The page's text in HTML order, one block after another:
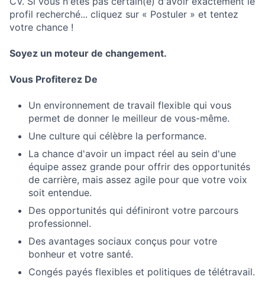
profil recherché... cliquez sur « Postuler » et tentez
votre chance !
Soyez un moteur de changement.
Vous Profiterez De
Un environnement de travail flexible qui vous
permet de donner le meilleur de vous-même.
Une culture qui célèbre la performance.
La chance d'avoir un impact réel au sein d'une
équipe assez grande pour offrir des opportunités
de carrière, mais assez agile pour que votre voix
soit entendue.
Des opportunités qui définiront votre parcours
professionnel.
Des avantages sociaux conçus pour votre
bonheur et votre santé.
Congés payés flexibles et politiques de télétravail.